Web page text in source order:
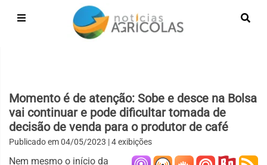
Momento é de atenção: Sobe e desce na Bolsa
vai continuar e pode dificultar tomada de
decisão de venda para o produtor de café
Publicado em04/05/2023 | 4 exibições
Nem mesmo o início da